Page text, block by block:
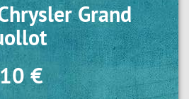
Grand
€